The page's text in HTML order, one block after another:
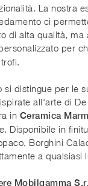
La nostra
ci
di alta qualità, ma
per
si distingue per le
all'arte di
in Ceramica
Disponibile in
Borghini
a qualsiasi
Mobilgamma